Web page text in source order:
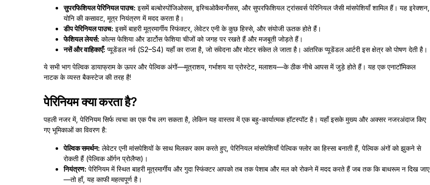
सुपरफिशियल पेरिनियल पाउच: इसमें बल्बोस्पोंजिओसस, इस्चिओकैवर्नोसस, और सुपरफिशियल ट्रांसवर्स पेरिनियल जैसी मांसपेशियाँ शामिल हैं। यह इरेक्शन,
योनि की कसावट, मूत्र नियंत्रण में मदद करता है।
डीप पेरिनियल पाउच: इसमें बाहरी मूत्रमार्गीय स्फिंक्टर, लेवेटर एनी के कुछ हिस्से, और संयोजी ऊतक होते हैं।
फेशियल लेयर्स: कोल्स फेशिया और डार्टोस फेशिया चीजों को जगह पर रखते हैं और मजबूती जोड़ते हैं।
नसें और वाहिकाएँ: प्यूडेंडल नर्व (S2–S4) यहाँ का राजा है, जो संवेदना और मोटर संकेत ले जाता है। आंतरिक प्यूडेंडल आर्टरी इस क्षेत्र को पोषण देती है।
ये सभी भाग पेल्विक डायाफ्राम के ऊपर और पेल्विक अंगों—मूत्राशय, गर्भाशय या प्रोस्टेट, मलाशय—के ठीक नीचे आपस में जुड़े होते हैं। यह एक एनाटॉमिकल
नाटक के व्यस्त बैकस्टेज की तरह है!
पेरिनियम क्या करता है?
पहली नजर में, पेरिनियम सिर्फ त्वचा का एक पैच लग सकता है, लेकिन यह वास्तव में एक बहु-कार्यात्मक हॉटस्पॉट है। यहाँ इसके मुख्य और अक्सर नजरअंदाज किए
गए भूमिकाओं का विवरण है:
पेल्विक समर्थन: लेवेटर एनी मांसपेशियों के साथ मिलकर काम करते हुए, पेरिनियल मांसपेशियाँ पेल्विक फ्लोर का हिस्सा बनाती हैं, पेल्विक अंगों को झुकने से
रोकती हैं (पेल्विक ऑर्गन प्रोलैप्स)।
नियंत्रण: पेरिनियम में स्थित बाहरी मूत्रमार्गीय और गुदा स्फिंक्टर आपको तब तक पेशाब और मल को रोकने में मदद करते हैं जब तक कि बाथरूम न दिख जाए
—तो हाँ, यह काफी महत्वपूर्ण है।